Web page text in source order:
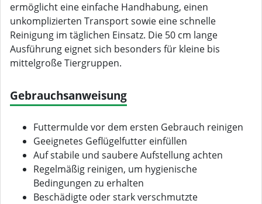
ermöglicht eine einfache Handhabung, einen
unkomplizierten Transport sowie eine schnelle
Reinigung im täglichen Einsatz. Die 50 cm lange
Ausführung eignet sich besonders für kleine bis
mittelgroße Tiergruppen.
Gebrauchsanweisung
Futtermulde vor dem ersten Gebrauch reinigen
Geeignetes Geflügelfutter einfüllen
Auf stabile und saubere Aufstellung achten
Regelmäßig reinigen, um hygienische
Bedingungen zu erhalten
Beschädigte oder stark verschmutzte